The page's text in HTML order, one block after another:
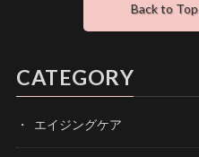
Back to Top
CATEGORY
エイジングケア